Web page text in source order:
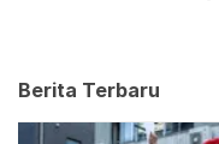
Berita Terbaru